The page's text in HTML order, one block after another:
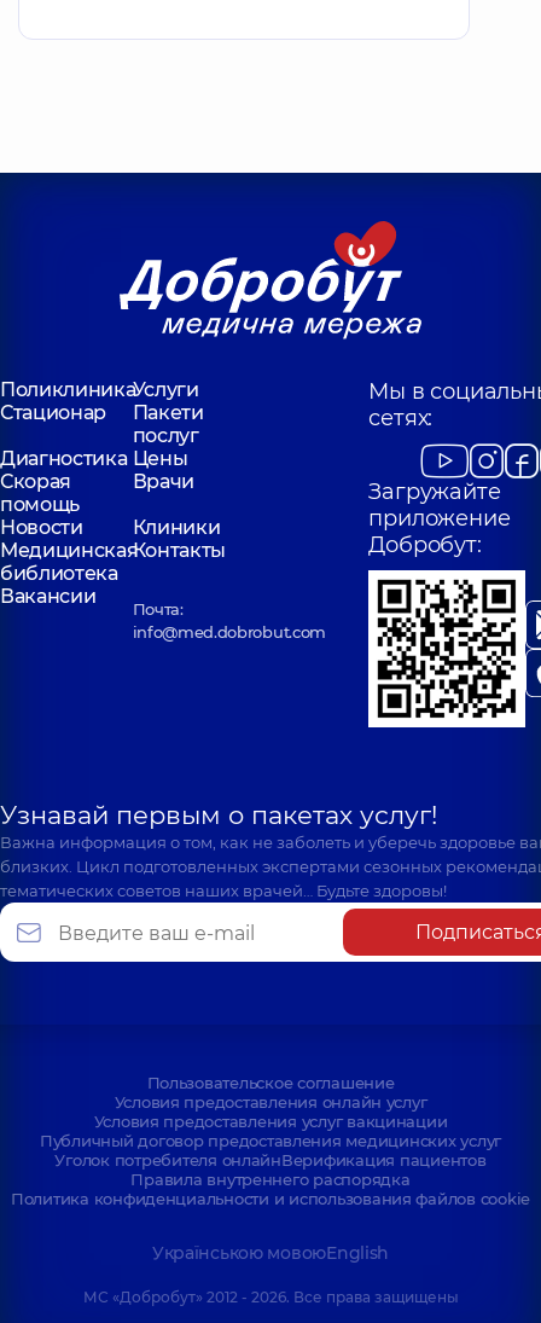
ПоликлиникаУслуги
Стационар
Пакети
послуг
Диагностика Цены
Скорая
помощь
Врачи
Новости
Клиники
Медицинская
библиотека
Контакты
Вакансии
Почта:
info@med.dobrobut.com
Мы в
сетях:
Загружайте
приложение
Добробут:
Узнавай первым о пакетах услуг!
Важна информация о том, как не заболеть и уберечь здоровье
близких. Цикл подготовленных экспертами сезонных
тематических советов наших врачей… Будьте здоровы!
Пользовательское соглашение
Условия предоставления онлайн услуг
Условия предоставления услуг вакцинации
Публичный договор предоставления медицинских услуг
Уголок потребителя онлайнВерификация пациентов
Правила внутреннего распорядка
Политика конфиденциальности и использования файлов cookie
Українською мовоюEnglish
МС «Добробут» 2012 - 2026. Все права защищены